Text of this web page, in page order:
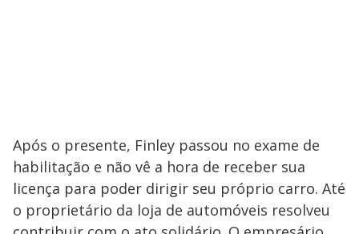
Após o presente, Finley passou no exame de
habilitação e não vê a hora de receber sua
licença para poder dirigir seu próprio carro. Até
o proprietário da loja de automóveis resolveu